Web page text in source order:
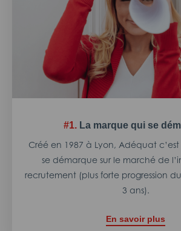
#1. La marque qui se
Créé en 1987 à Lyon, Adéquat
se démarque sur le marché de
recrutement (plus forte progression
3 ans).
En savoir plus